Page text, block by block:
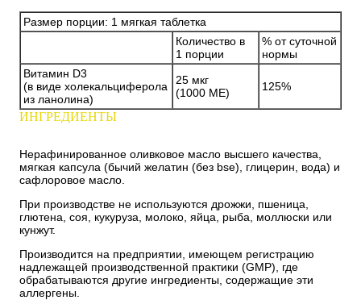
Размер порции: 1 мягкая таблетка
Количество в
1 порции
% от суточной
нормы
Витамин D3
(в виде холекальциферола
из ланолина)
25 мкг
(1000 МЕ)
125%
ИНГРЕДИЕНТЫ
Нерафинированное оливковое масло высшего качества,
мягкая капсула (бычий желатин (без bse), глицерин, вода) и
сафлоровое масло.
При производстве не используются дрожжи, пшеница,
глютена, соя, кукуруза, молоко, яйца, рыба, моллюски или
кунжут.
Производится на предприятии, имеющем регистрацию
надлежащей производственной практики (GMP), где
обрабатываются другие ингредиенты, содержащие эти
аллергены.